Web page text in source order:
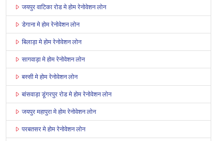
जयपुर वाटिका रोड मे होम रेनोवेशन लोन
डेगाना मे होम रेनोवेशन लोन
बिलाड़ा मे होम रेनोवेशन लोन
सागवाड़ा मे होम रेनोवेशन लोन
बस्सी मे होम रेनोवेशन लोन
बांसवाड़ा डूंगरपुर रोड मे होम रेनोवेशन लोन
जयपुर महापुरा मे होम रेनोवेशन लोन
परबतसर मे होम रेनोवेशन लोन